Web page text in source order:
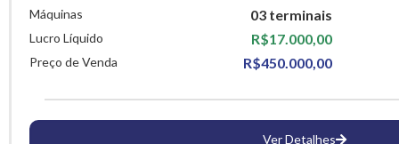
Máquinas 03 terminais
Lucro Líquido R$17.000,00
Preço de Venda R$450.000,00
Ver Detalhes